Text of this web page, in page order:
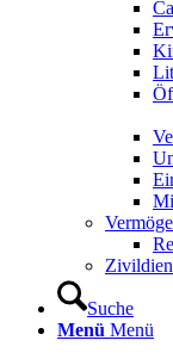
Suche
Menü Menü